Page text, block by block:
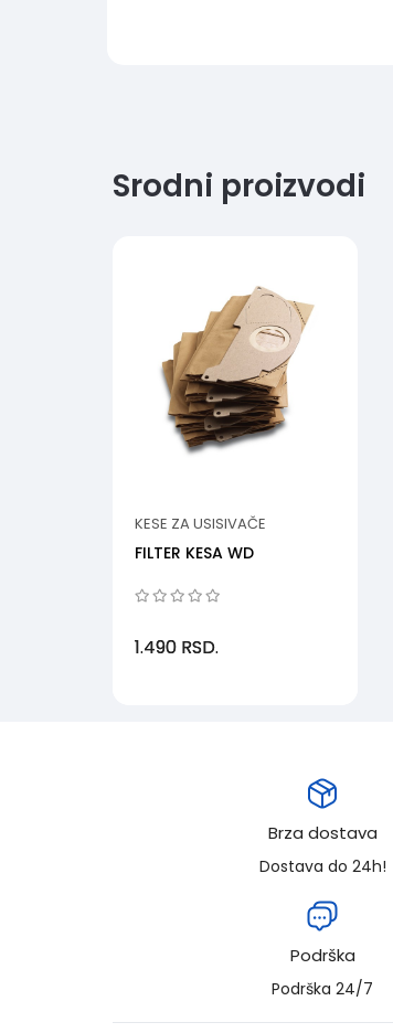
Srodni proizvodi
KESE ZA USISIVAČE
FILTER KESA WD
1.490 RSD.
Brza dostava
Dostava do 24h!
Podrška
Podrška 24/7